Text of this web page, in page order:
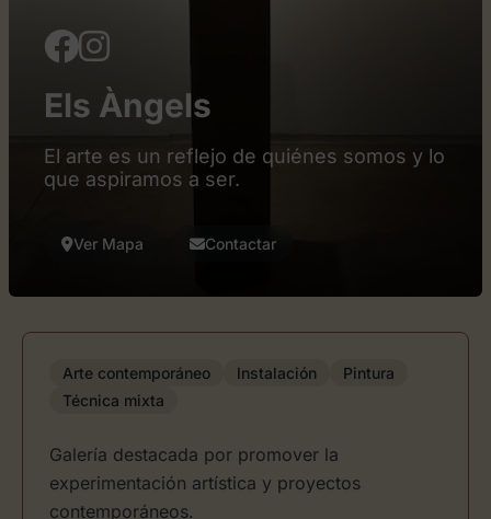
Els Àngels
El arte es un reflejo de quiénes somos y lo
que aspiramos a ser.
Ver Mapa Contactar
Arte contemporáneo Instalación
Pintura
Técnica mixta
Galería destacada por promover la
experimentación artística y proyectos
contemporáneos.